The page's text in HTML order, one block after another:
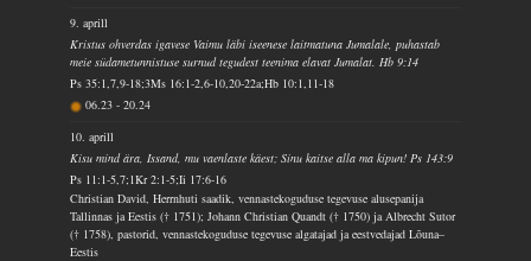
9. aprill
Kristus ohverdas igavese Vaimu läbi iseenese laitmatuna Jumalale, puhastab
meie südametunnistuse surnud tegudest teenima elavat Jumalat. Hb 9:14
Ps 35:1,7,9-18;3Ms 16:1-2,6-10,20-22a;Hb 10:1,11-18
06.23-20.24
10. aprill
Kisu mind ära, Issand, mu vaenlaste käest; Sinu kaitse alla ma kipun! Ps 143:9
Ps 11:1-5,7;1Kr 2:1-5;Ii 17:6-16
Christian David, Herrnhuti saadik, vennastekoguduse tegevuse alusepanija
Tallinnas ja Eestis († 1751); Johann Christian Quandt († 1750) ja Albrecht Sutor
(† 1758), pastorid, vennastekoguduse tegevuse algatajad ja eestvedajad Lõuna–
Eestis